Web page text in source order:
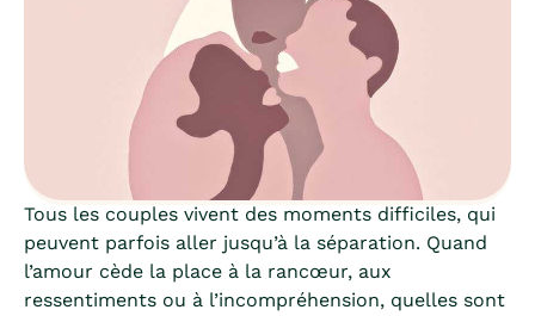
Tous les couples vivent des moments difficiles, qui
peuvent parfois aller jusqu’à la séparation. Quand
l’amour cède la place à la rancœur, aux
ressentiments ou à l’incompréhension, quelles sont